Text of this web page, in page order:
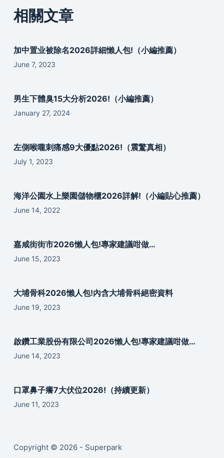
相關文章
加中置业被除名2026詳細懶人包!（小編推薦）
June 7, 2023
男生下體臭15大分析2026!（小編推薦）
January 27, 2024
左側喉嚨刺痛感9大優點2026!（震驚真相）
July 1, 2023
海洋公園水上樂園儲物櫃2026詳解!（小編貼心推薦）
June 14, 2022
嘉咸街街市2026懶人包!專家建議咁做…
June 15, 2023
大埔骨科2026懶人包!內含大埔骨科絕密資料
June 19, 2023
啟鑽工業股份有限公司2026懶人包!專家建議咁做…
June 14, 2023
口罩鼻子癢7大伏位2026!（持續更新）
June 11, 2023
Copyright © 2026 - Superpark